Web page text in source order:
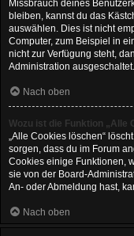
Missbrauch deines
bleiben, kannst du das
auswählen. Dies ist nicht
Computer, zum Beispiel in
nicht zur Verfügung steht,
Administration ausgeschaltet.
Nach oben
Wozu ist die Funktion „Alle
„Alle Cookies löschen“
sorgen, dass du im Forum
Cookies einige Funktionen,
sie von der Board-
An- oder Abmeldung hast,
Nach oben